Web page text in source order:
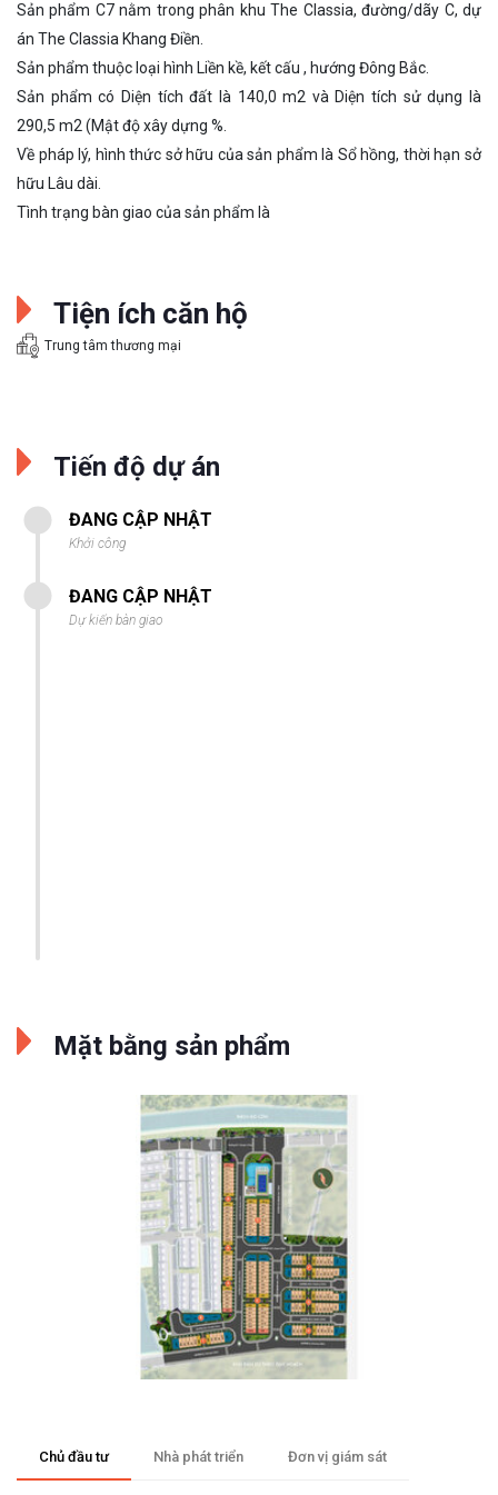
Sản phẩm C7 nằm trong phân khu The Classia, đường/dãy C, dự
án The Classia Khang Điền.
Sản phẩm thuộc loại hình Liền kề, kết cấu , hướng Đông Bắc.
Sản phẩm có Diện tích đất là 140,0 m2 và Diện tích sử dụng là
290,5 m2 (Mật độ xây dựng %.
Về pháp lý, hình thức sở hữu của sản phẩm là Sổ hồng, thời hạn sở
hữu Lâu dài.
Tình trạng bàn giao của sản phẩm là
Tiện ích căn hộ
Trung tâm thương mại
Tiến độ dự án
ĐANG CẬP NHẬT
Khởi công
ĐANG CẬP NHẬT
Dự kiến bàn giao
Mặt bằng sản phẩm
Chủ đầu tư Nhà phát triển Đơn vị giám sát